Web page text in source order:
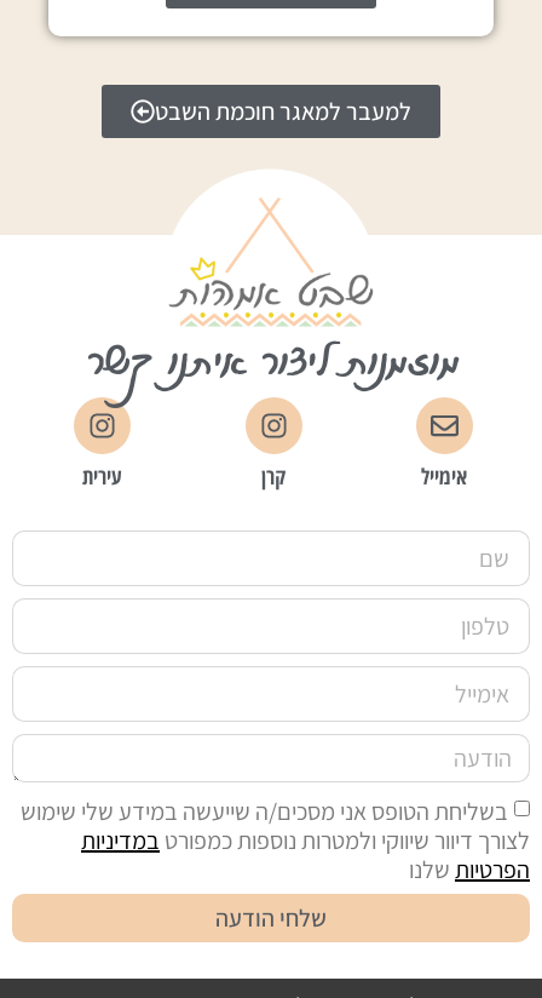
למעבר למאגר חוכמת השבט
מוזמנות ליצור איתנו קשר
אימייל קרן עירית
בשליחת הטופס אני מסכים/ה שייעשה במידע שלי שימוש
לצורך דיוור שיווקי ולמטרות נוספות כמפורט במדיניות
הפרטיותשלנו
שלחי הודעה